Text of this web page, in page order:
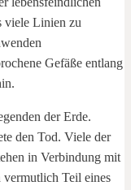
viele Linien zu
Gefäße entlang
der Erde.
den Tod. Viele der
in Verbindung mit
Teil eines